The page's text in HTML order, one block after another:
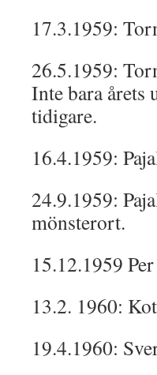
17.3.1959:
26.5.1959:
Inte bara årets
tidigare.
16.4.1959:
24.9.1959:
mönsterort.
15.12.1959
13.2. 1960:
19.4.1960: